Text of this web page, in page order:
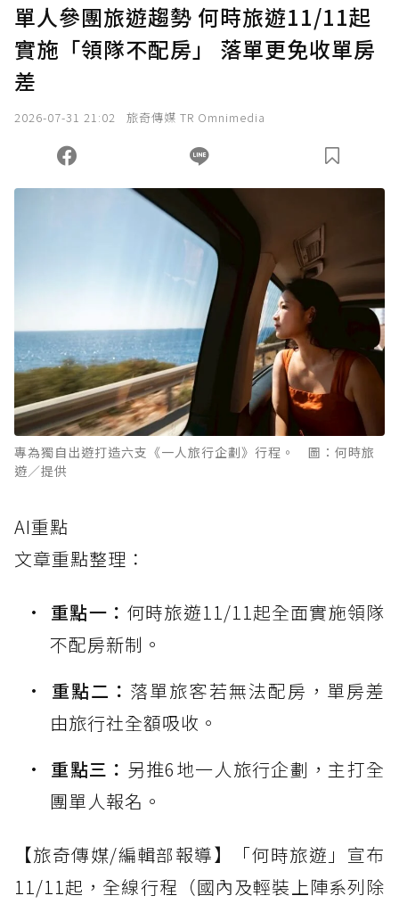
單人參團旅遊趨勢 何時旅遊11/11起
實施「領隊不配房」 落單更免收單房
差
2026-07-31 21:02 旅奇傳媒 TR Omnimedia
專為獨自出遊打造六支《一人旅行企劃》行程。 圖：何時旅
遊／提供
AI重點
文章重點整理：
重點一： 何時旅遊11/11起全面實施領隊
不配房新制。
重點二： 落單旅客若無法配房，單房差
由旅行社全額吸收。
重點三： 另推6地一人旅行企劃，主打全
團單人報名。
【旅奇傳媒/編輯部報導】「何時旅遊」宣布
11/11起，全線行程（國內及輕裝上陣系列除